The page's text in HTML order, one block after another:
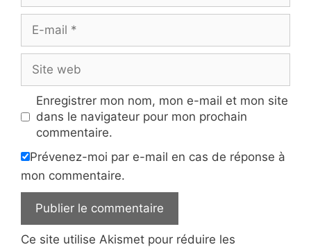
mail
web
Enregistrer mon nom, mon e-mail et mon site
dans le navigateur pour mon prochain
commentaire.
Prévenez-moi par e-mail en cas de réponse à
mon commentaire.
Ce site utilise Akismet pour réduire les